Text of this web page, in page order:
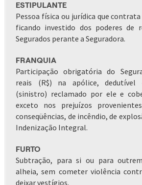
ESTIPULANTE
Pessoa física ou jurídica que
ficando investido dos poderes de
Segurados perante a Seguradora.
FRANQUIA
Participação obrigatória do
reais (R$) na apólice, dedutível
(sinistro) reclamado por ele e
exceto nos prejuízos
conseqüências, de incêndio, de
Indenização Integral.
FURTO
Subtração, para si ou para
alheia, sem cometer violência
deixar vestígios.